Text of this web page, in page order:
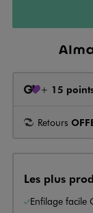
+ 15
Retours
Les plus
Enfilage facile